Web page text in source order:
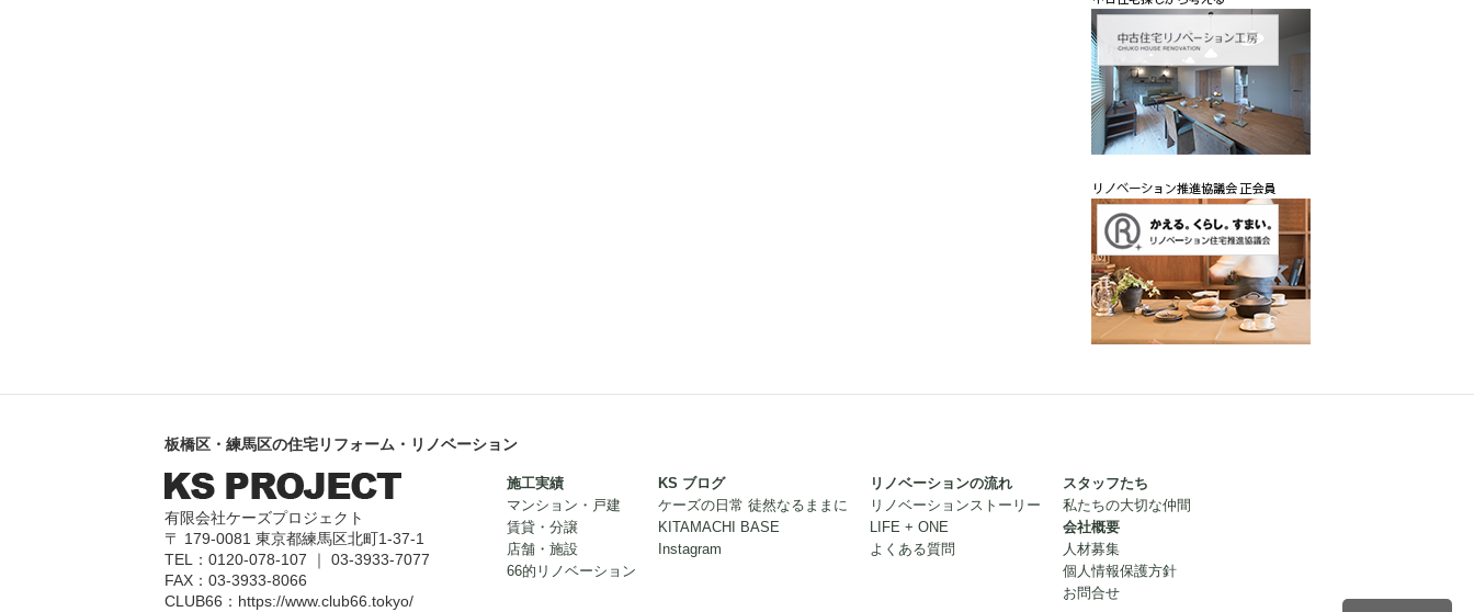
板橋区・練馬区の住宅リフォーム・リノベーション
有限会社ケーズプロジェクト
〒 179-0081 東京都練馬区北町1-37-1
TEL：0120-078-107 ｜ 03-3933-7077
FAX：03-3933-8066
CLUB66： https://www.club66.tokyo/
施工実績
マンション・戸建
賃貸・分譲
店舗・施設
66的リノベーション
KS ブログ
ケーズの日常 徒然なるままに
KITAMACHI BASE
Instagram
リノベーションの流れ
リノベーションストーリー
LIFE + ONE
よくある質問
スタッフたち
私たちの大切な仲間
会社概要
人材募集
個人情報保護方針
お問合せ